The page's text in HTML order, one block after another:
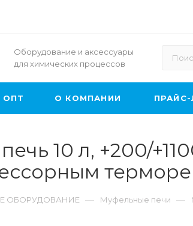
Оборудование и аксессуары
для химических процессов
ОПТ О КОМПАНИИ
10 л, +200/
ОБОРУДОВАНИЕ — Муфельные печи —